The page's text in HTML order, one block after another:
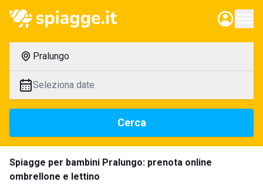
Pralungo
Seleziona date
Cerca
Spiagge per bambini Pralungo: prenota online
ombrellone e lettino